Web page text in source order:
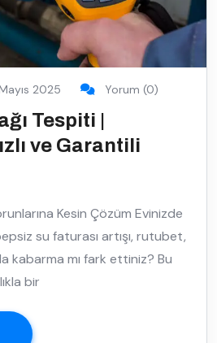
2025 Yorum (0)
Tespiti |
ve Garantili
Kesin Çözüm Evinizde
su faturası artışı, rutubet,
kabarma mı fark ettiniz? Bu
bir